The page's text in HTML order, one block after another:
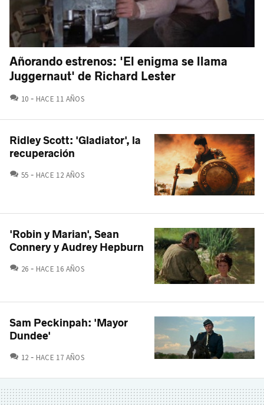
Añorando estrenos: 'El enigma se llama
Juggernaut' de Richard Lester
10 COMENTARIOS
HACE 11 AÑOS
Ridley Scott: 'Gladiator', la
recuperación
55 COMENTARIOS
HACE 12 AÑOS
'Robin y Marian', Sean
Connery y Audrey Hepburn
26 COMENTARIOS
HACE 16 AÑOS
Sam Peckinpah: 'Mayor
Dundee'
12 COMENTARIOS
HACE 17 AÑOS